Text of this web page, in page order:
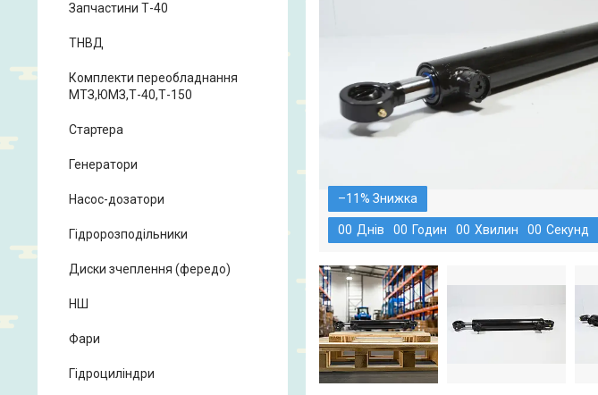
–11%
00 Днів 00 Годин 00 Хвилин 00 Секунд
Запчастини Т-40
ТНВД
Комплекти переобладнання
МТЗ,ЮМЗ,Т-40,Т-150
Стартера
Генератори
Насос-дозатори
Гідророзподільники
Диски зчеплення (фередо)
НШ
Фари
Гідроциліндри